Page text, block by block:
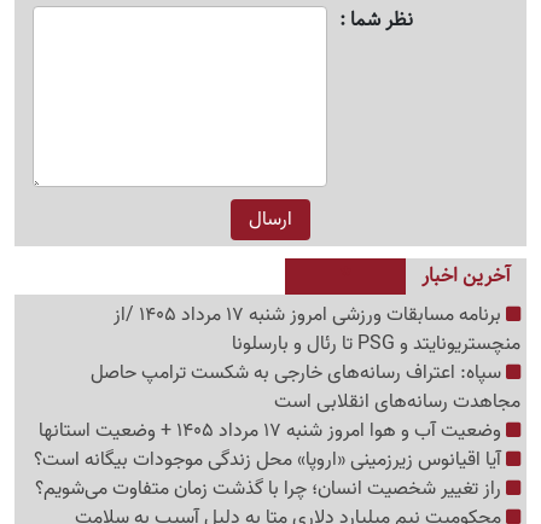
نظر شما
آخرین اخبار
برنامه مسابقات ورزشی امروز شنبه 17 مرداد 1405 /از
منچستریونایتد و PSG تا رئال و بارسلونا
سپاه: اعتراف رسانه‌های خارجی به شکست ترامپ حاصل
مجاهدت رسانه‌های انقلابی است
وضعیت آب و هوا امروز شنبه 17 مرداد 1405 + وضعیت استانها
آیا اقیانوس زیرزمینی «اروپا» محل زندگی موجودات بیگانه است؟
راز تغییر شخصیت انسان؛ چرا با گذشت زمان متفاوت می‌شویم؟